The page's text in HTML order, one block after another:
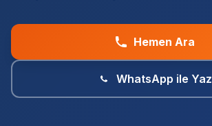
Hemen Ara
WhatsApp ile Yaz